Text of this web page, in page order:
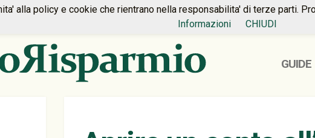
GUIDE
alla policy e cookie che rientrano nella responsabilita' di terze parti.
Informazioni
CHIUDI